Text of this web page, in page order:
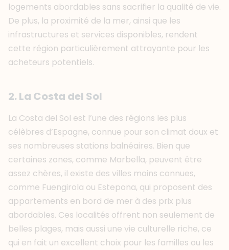
logements abordables sans sacrifier la qualité de vie.
De plus, la proximité de la mer, ainsi que les
infrastructures et services disponibles, rendent
cette région particulièrement attrayante pour les
acheteurs potentiels.
2. La Costa del Sol
La Costa del Sol est l’une des régions les plus
célèbres d’Espagne, connue pour son climat doux et
ses nombreuses stations balnéaires. Bien que
certaines zones, comme Marbella, peuvent être
assez chères, il existe des villes moins connues,
comme Fuengirola ou Estepona, qui proposent des
appartements en bord de mer à des prix plus
abordables. Ces localités offrent non seulement de
belles plages, mais aussi une vie culturelle riche, ce
qui en fait un excellent choix pour les familles ou les